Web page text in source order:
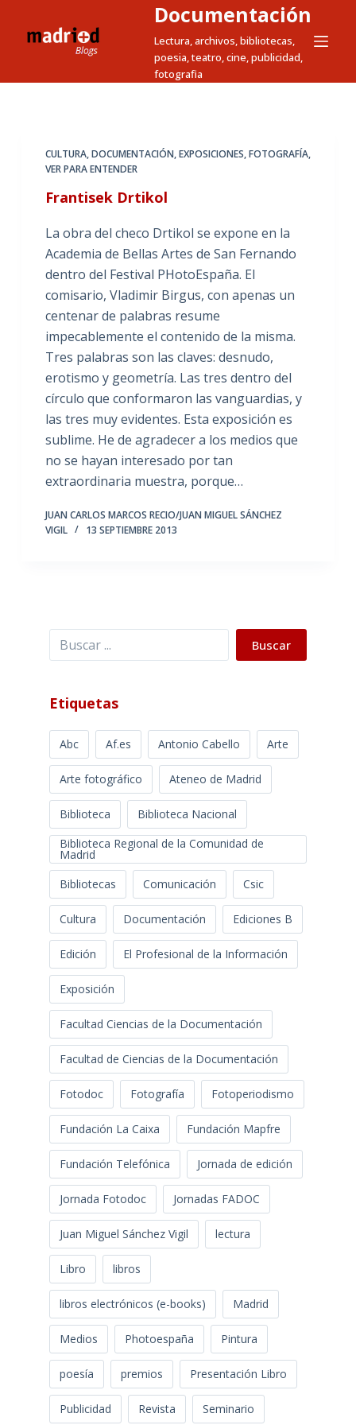
t
Documentación
Lectura, archivos, bibliotecas,
poesia, teatro, cine, publicidad,
fotografia
CULTURA,DOCUMENTACIÓN,EXPOSICIONES,FOTOGRAFÍA,
VER PARA ENTENDER
Frantisek Drtikol
La obra del checo Drtikol se expone en la
Academia de Bellas Artes de San Fernando
dentro del Festival PHotoEspaña. El
comisario, Vladimir Birgus, con apenas un
centenar de palabras resume
impecablemente el contenido de la misma.
Tres palabras son las claves: desnudo,
erotismo y geometría. Las tres dentro del
círculo que conformaron las vanguardias, y
las tres muy evidentes. Esta exposición es
sublime. He de agradecer a los medios que
no se hayan interesado por tan
extraordinaria muestra, porque…
JUAN CARLOS MARCOS RECIO/JUAN MIGUEL SÁNCHEZ
VIGIL
13 SEPTIEMBRE 2013
Buscar Buscar
Etiquetas
Abc Af.es Antonio Cabello Arte
Arte fotográfico Ateneo de Madrid
Biblioteca
Biblioteca Nacional
Biblioteca Regional de la Comunidad de
Madrid
Bibliotecas
Comunicación Csic
Cultura Documentación Ediciones B
Edición El Profesional de la Información
Exposición
Facultad Ciencias de la Documentación
Facultad de Ciencias de la Documentación
Fotodoc Fotografía Fotoperiodismo
Fundación La Caixa Fundación Mapfre
Fundación Telefónica Jornada de edición
Jornada Fotodoc Jornadas FADOC
Juan Miguel Sánchez Vigil lectura
Libro libros
libros electrónicos (e-books) Madrid
Medios Photoespaña Pintura
poesía premios Presentación Libro
Publicidad Revista Seminario